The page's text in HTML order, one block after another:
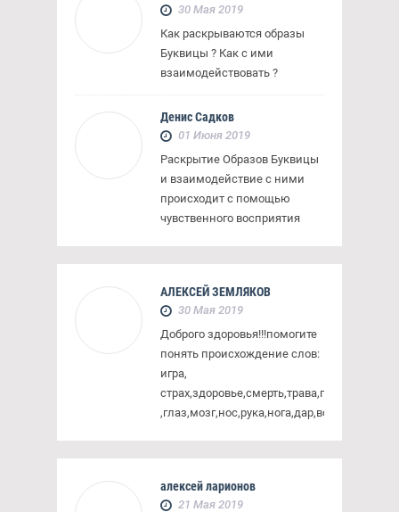
30 Мая 2019
Как раскрываются образы
Буквицы ? Как с ими
взаимодействовать ?
Денис Садков
01 Июня 2019
Раскрытие Образов Буквицы
и взаимодействие с ними
происходит с помощью
чувственного восприятия
АЛЕКСЕЙ ЗЕМЛЯКОВ
30 Мая 2019
Доброго здоровья!!!помогите
понять происхождение слов:
игра,
алексей ларионов
21 Мая 2019